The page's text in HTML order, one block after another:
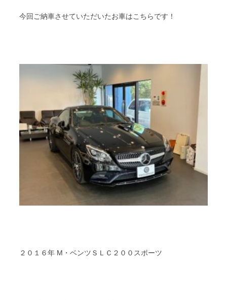
今回ご納車させていただいたお車はこちらです！
２０１６年 M・ベンツＳＬＣ２００スポーツ